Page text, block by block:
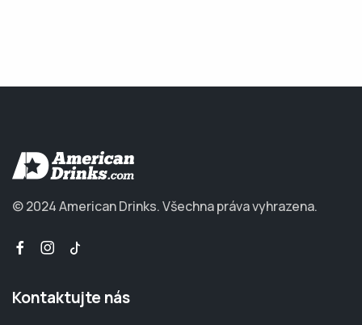
© 2024 American Drinks.Všechna práva vyhrazena.
Kontaktujte nás